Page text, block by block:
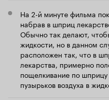
На 2-й минуте фильма
набрав в шприц
Обычно так делают,
жидкости, но в данном
расположен так, что в
лекарства, примерно
пощелкивание по
пузырьков воздуха в